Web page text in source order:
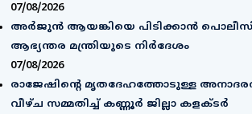
07/08/2026
അര്‍ജുന്‍ ആയങ്കിയെ പിടിക്കാന്‍
ആഭ്യന്തര മന്ത്രിയുടെ നിര്‍ദേശം
07/08/2026
രാജേഷിൻ്റെ മൃതദേഹത്തോടുള്ള
വീഴ്ച സമ്മതിച്ച് കണ്ണൂർ ജില്ലാ കളക്ടർ